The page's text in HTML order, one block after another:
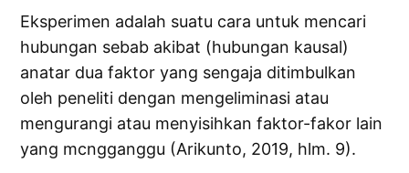
Eksperimen adalah suatu cara untuk mencari
hubungan sebab akibat (hubungan kausal)
anatar dua faktor yang sengaja ditimbulkan
oleh peneliti dengan mengeliminasi atau
mengurangi atau menyisihkan faktor-fakor lain
yang mcngganggu (Arikunto, 2019, hlm. 9).